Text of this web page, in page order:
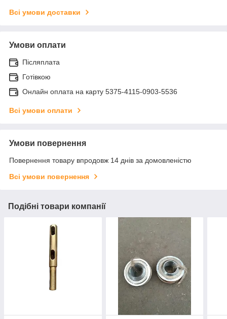
Всі умови доставки
Умови оплати
Післяплата
Готівкою
Онлайн оплата на карту 5375-4115-0903-5536
Всі умови оплати
Умови повернення
Повернення товару впродовж 14 днів за домовленістю
Всі умови повернення
Подібні товари компанії